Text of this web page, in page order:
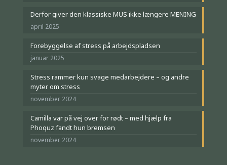
Derfor giver den klassiske MUS ikke længere MENING
april 2025
Forebyggelse af stress på arbejdspladsen
januar 2025
Stress rammer kun svage medarbejdere – og andre
myter om stress
november 2024
Camilla var på vej over for rødt – med hjælp fra
Phoquz fandt hun bremsen
november 2024